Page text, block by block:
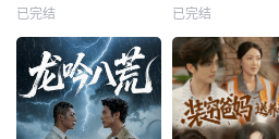
已完结 已完结